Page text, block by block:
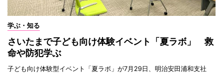
学ぶ・知る
さいたまで子ども向け体験イベント「夏ラボ」 救
命や防犯学ぶ
子ども向け体験型イベント「夏ラボ」が7月29日、明治安田浦和支社